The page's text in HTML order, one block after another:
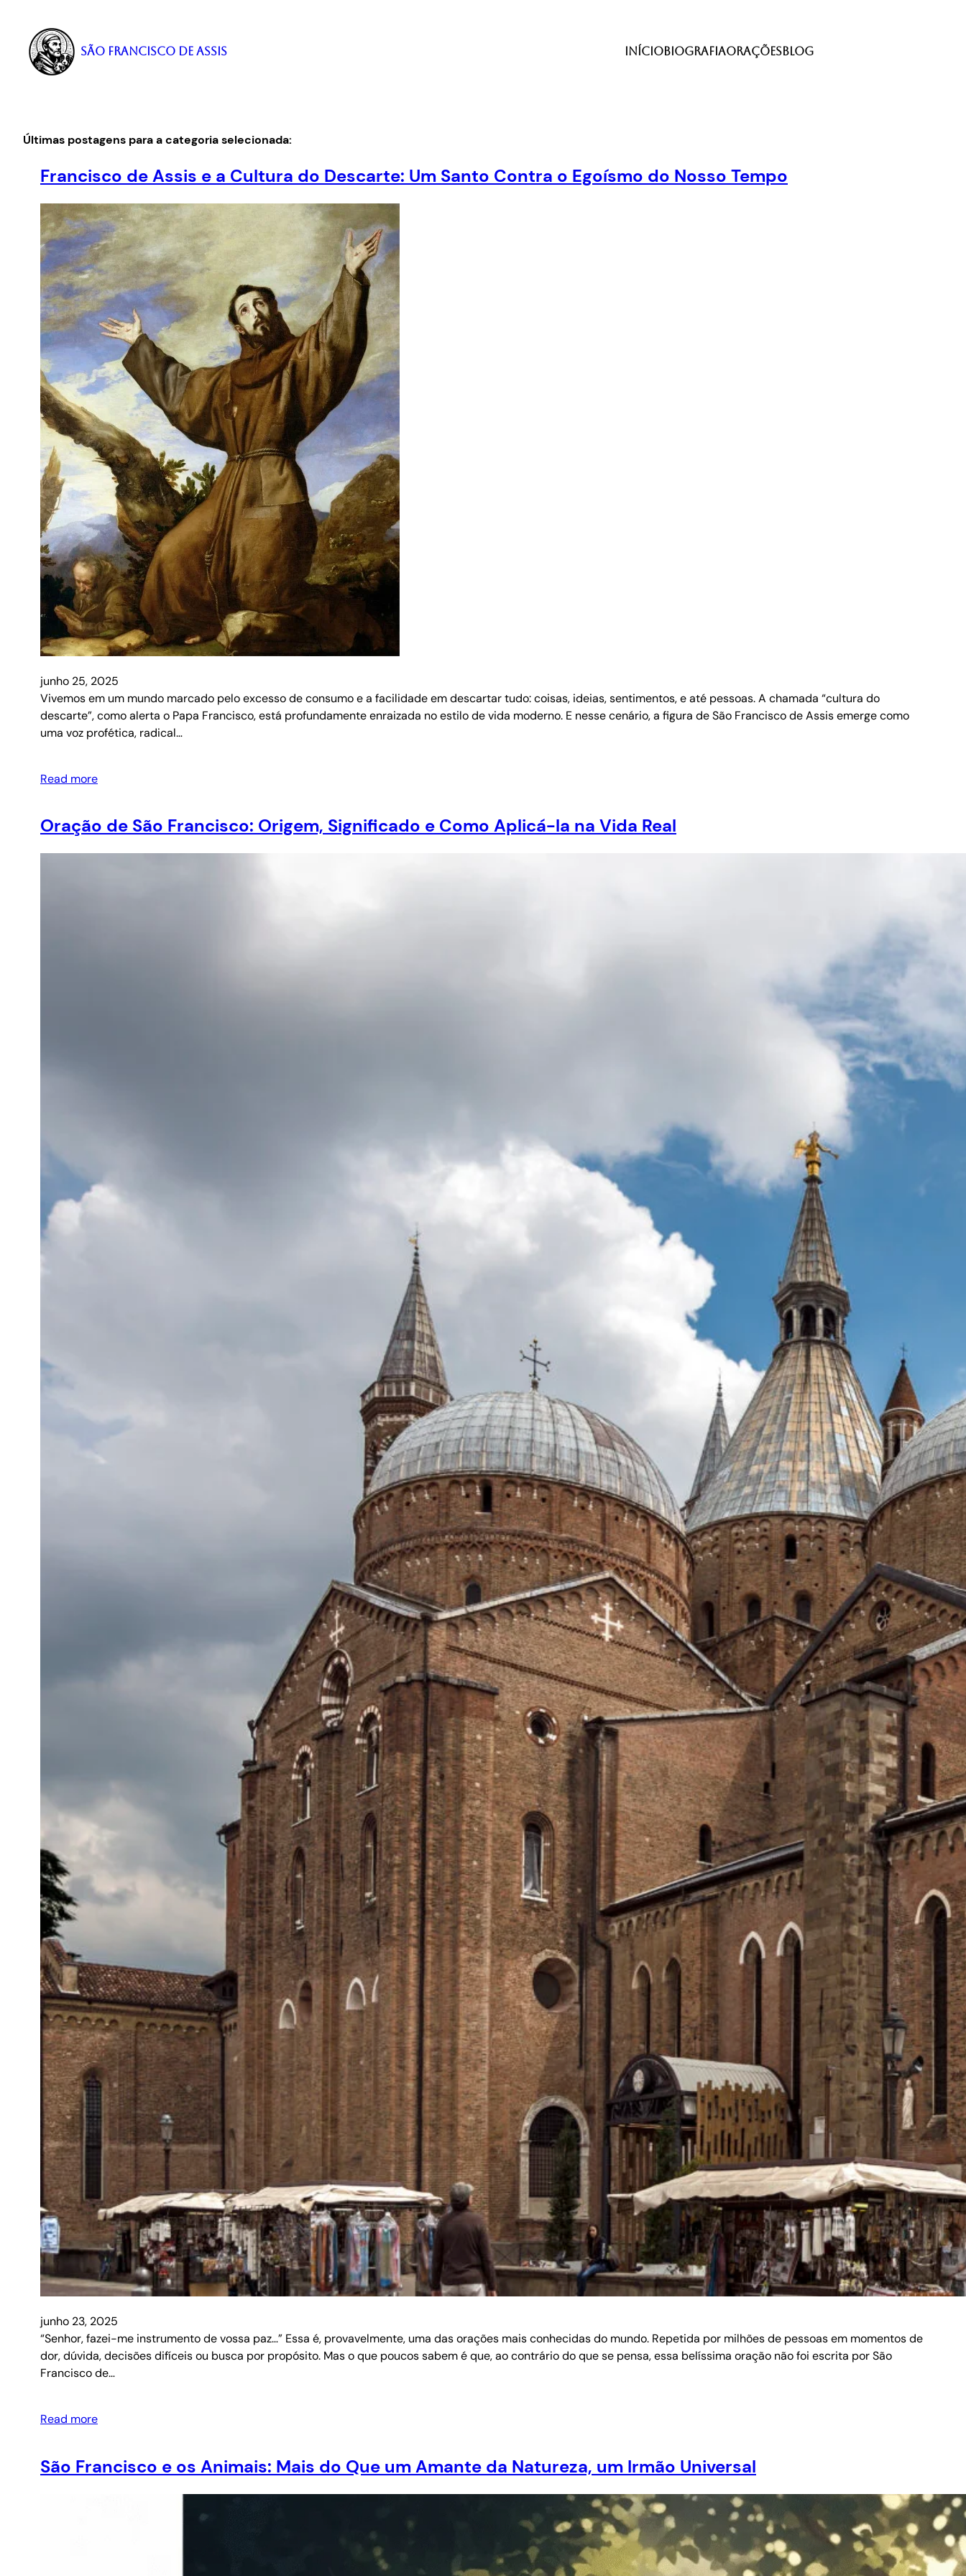
conteúdo
São Francisco de Assis InícioBiografiaOraçõesBlog
Últimas postagens para a categoria selecionada:
Francisco de Assis e a Cultura do Descarte: Um Santo Contra o Egoísmo do Nosso Tempo
junho 25, 2025
Vivemos em um mundo marcado pelo excesso de consumo e a facilidade em descartar tudo: coisas, ideias, sentimentos, e até pessoas. A chamada “cultura do
descarte”, como alerta o Papa Francisco, está profundamente enraizada no estilo de vida moderno. E nesse cenário, a figura de São Francisco de Assis emerge como
uma voz profética, radical…
Read more
Oração de São Francisco: Origem, Significado e Como Aplicá-la na Vida Real
junho 23, 2025
“Senhor, fazei-me instrumento de vossa paz…” Essa é, provavelmente, uma das orações mais conhecidas do mundo. Repetida por milhões de pessoas em momentos de
dor, dúvida, decisões difíceis ou busca por propósito. Mas o que poucos sabem é que, ao contrário do que se pensa, essa belíssima oração não foi escrita por São
Francisco de…
Read more
São Francisco e os Animais: Mais do Que um Amante da Natureza, um Irmão Universal